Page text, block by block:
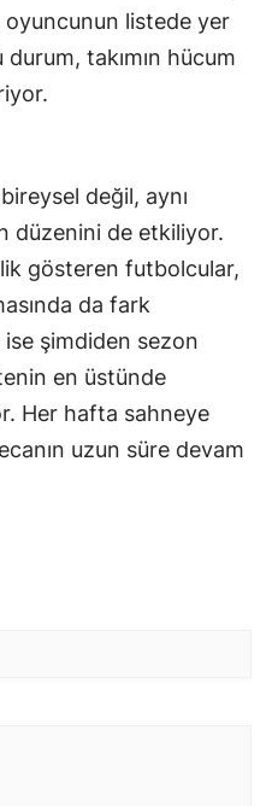
listede yer
takımın hücum
bireysel değil, aynı
düzenini de etkiliyor.
gösteren futbolcular,
da fark
şimdiden sezon
en üstünde
Her hafta sahneye
uzun süre devam